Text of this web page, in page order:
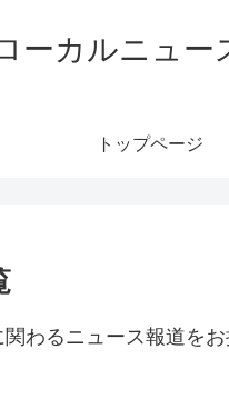
ーカルニュー
トップページ
わるニュース報道をお